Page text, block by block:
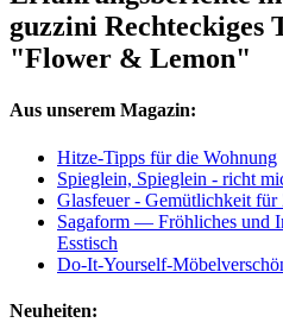
guzzini
"Flower & Lemon"
Aus unserem Magazin:
Hitze-Tipps für die Wohnung
Spieglein, Spieglein - richt
Glasfeuer - Gemütlichkeit für
Sagaform — Fröhliches und
Esstisch
Do-It-Yourself-
Neuheiten: